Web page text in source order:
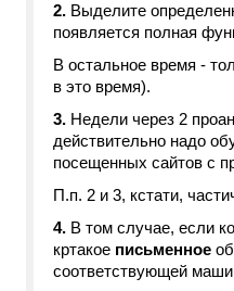
2. Выделите
появляется полная
В остальное время -
в это время).
3. Недели через 2
действительно надо
посещенных сайтов с
П.п. 2 и 3, кстати,
4. В том случае, если
кртакое письменное
соответствующей